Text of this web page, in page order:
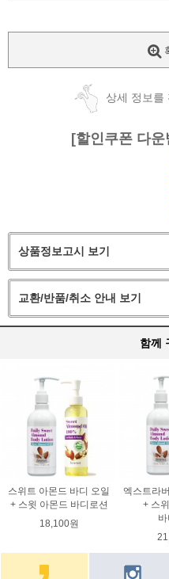
상세 정보를
[할인쿠폰 다
상품정보고시 보기
교환/반품/취소 안내 보기
함께
스위트 아몬드 바디 오일
+ 스윗 아몬드 바디로션
18,100원
엑스트라
+ 스